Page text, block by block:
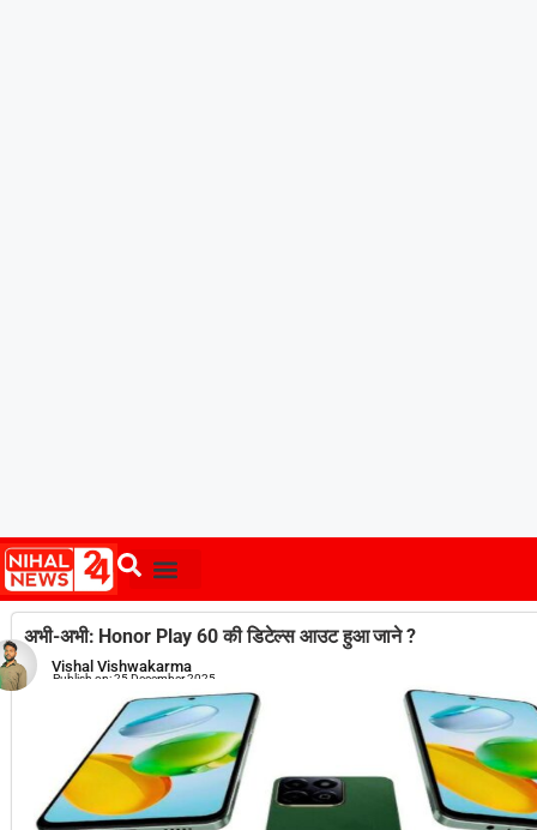
अभी-अभी: Honor Play 60 की डिटेल्स आउट हुआ जाने ?
Vishal Vishwakarma
Publish on:25 December 2025